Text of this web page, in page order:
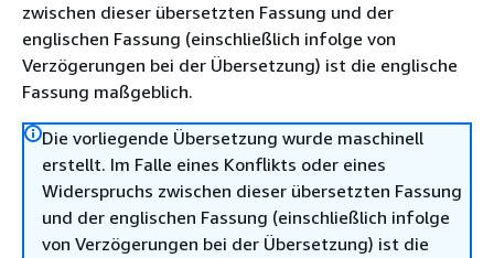
zwischen dieser übersetzten Fassung und der
englischen Fassung (einschließlich infolge von
Verzögerungen bei der Übersetzung) ist die englische
Fassung maßgeblich.
Die vorliegende Übersetzung wurde maschinell
erstellt. Im Falle eines Konflikts oder eines
Widerspruchs zwischen dieser übersetzten Fassung
und der englischen Fassung (einschließlich infolge
von Verzögerungen bei der Übersetzung) ist die